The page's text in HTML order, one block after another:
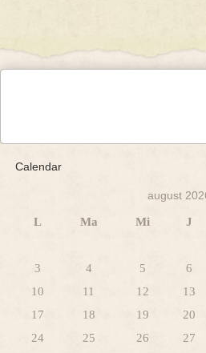
Calendar
august
L Ma Mi J
3
4 5 6
10
11 12 13
17
18 19 20
24
25 26 27